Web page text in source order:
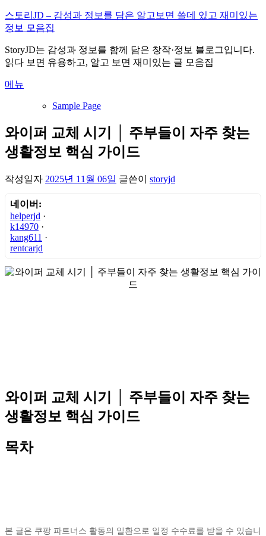
내
용
로
바
가
스토리JD – 감성과 정보를 담은 알고보면 쓸데 있고 재미있는
정보 모음집
StoryJD는 감성과 정보를 함께 담은 창작·정보 블로그입니다.
읽다 보면 유용하고, 알고 보면 재미있는 글 모음집
메뉴
Sample Page
와이퍼 교체 시기 │ 주부들이 자주 찾는
생활정보 핵심 가이드
작성일자 2025년 11월 06일 글쓴이 storyjd
네이버:
helperjd ·
k14970 ·
kang611 ·
rentcarjd
와이퍼 교체 시기 │ 주부들이 자주 찾는
생활정보 핵심 가이드
목차
본 글은 쿠팡 파트너스 활동의 일환으로 일정 수수료를 받을 수 있습니